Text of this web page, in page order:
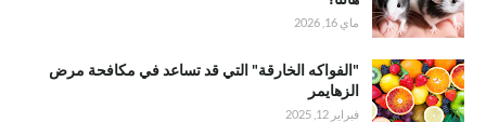
ماي 16, 2026
"الفواكه الخارقة" التي قد تساعد في مكافحة مرض
الزهايمر
فبراير 12, 2025